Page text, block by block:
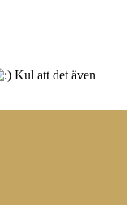
Kul att det även